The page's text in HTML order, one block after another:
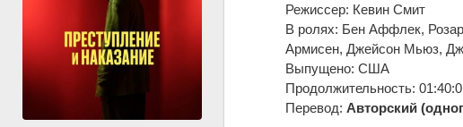
Режиссер: Кевин Смит
В ролях: Бен Аффлек,
Армисен, Джейсон Мьюз,
Выпущено: США
Продолжительность:
Перевод: Авторский